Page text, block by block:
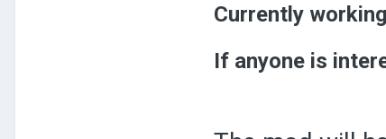
Currently
If anyone is